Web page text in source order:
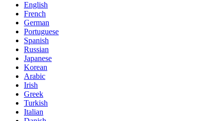
English
French
German
Portuguese
Spanish
Russian
Japanese
Korean
Arabic
Irish
Greek
Turkish
Italian